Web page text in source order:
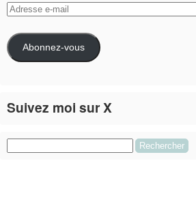
Adresse
e-
mail
Abonnez-vous
Suivez moi sur X